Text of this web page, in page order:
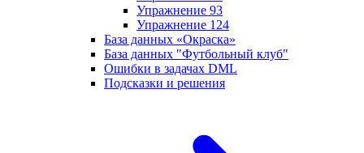
Упражнение 93
Упражнение 124
База данных «Окраска»
База данных "Футбольный клуб"
Ошибки в задачах DML
Подсказки и решения